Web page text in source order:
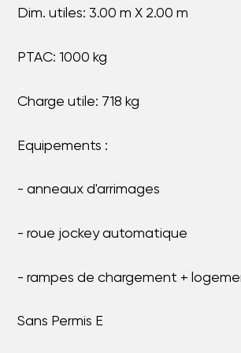
Dim. utiles: 3.00 m X 2.00 m
PTAC: 1000 kg
Charge utile: 718 kg
Equipements :
- anneaux d'arrimages
- roue jockey automatique
- rampes de chargement +
Sans Permis E